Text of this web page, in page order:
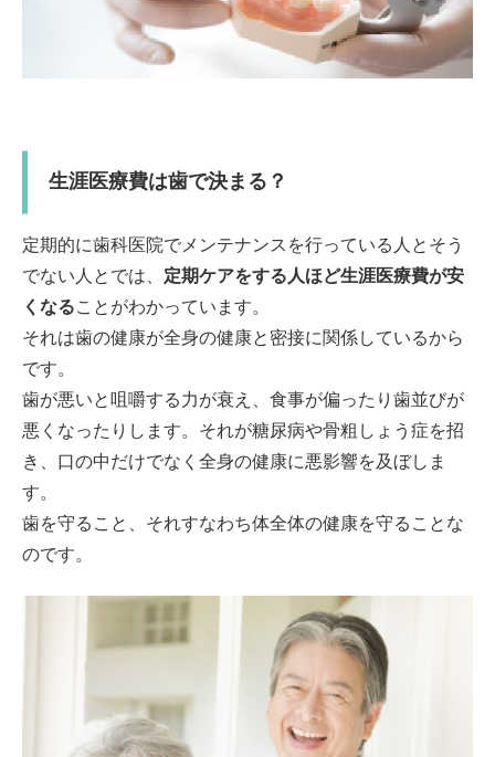
生涯医療費は歯で決まる？
定期的に歯科医院でメンテナンスを行っている人とそう
でない人とでは、 定期ケアをする人ほど生涯医療費が安
くなることがわかっています。
それは歯の健康が全身の健康と密接に関係しているから
です。
歯が悪いと咀嚼する力が衰え、食事が偏ったり歯並びが
悪くなったりします。それが糖尿病や骨粗しょう症を招
き、口の中だけでなく全身の健康に悪影響を及ぼしま
す。
歯を守ること、それすなわち体全体の健康を守ることな
のです。